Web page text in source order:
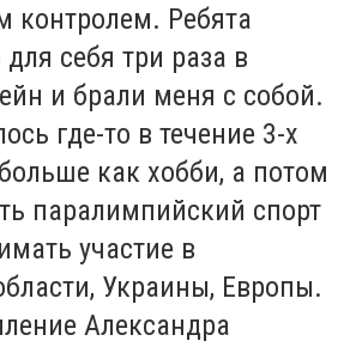
контролем. Ребята
себя три раза в
и брали меня с собой.
где-то в течение 3-х
как хобби, а потом
паралимпийский спорт
участие в
Украины, Европы.
Александра